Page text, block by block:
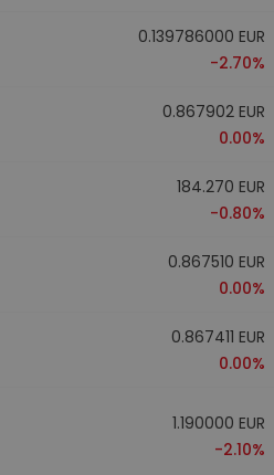
0.139786000 EUR
-2.70%
0.867902 EUR
0.00%
184.270 EUR
-0.80%
0.867510 EUR
0.00%
0.867411 EUR
0.00%
1.190000 EUR
-2.10%